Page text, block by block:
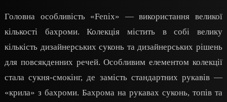
Головна особливість «Fenix» — використання великої
кількості бахроми. Колекція містить в собі велику
кількість дизайнерських суконь та дизайнерських рішень
для повсякденних речей. Особливим елементом колекції
стала сукня-смокінг, де замість стандартних рукавів —
«крила» з бахроми. Бахрома на рукавах суконь, топів та